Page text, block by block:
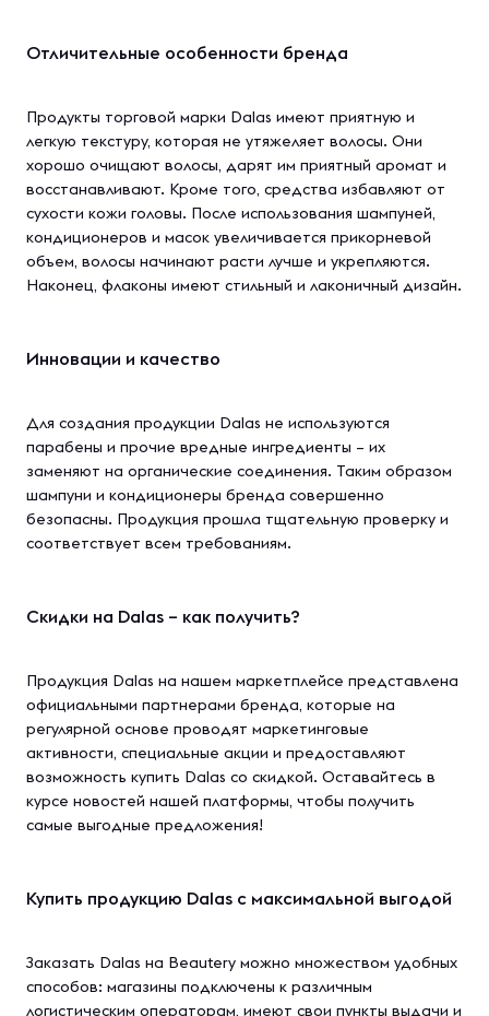
Отличительные особенности бренда
Продукты торговой марки Dalas имеют приятную и
легкую текстуру, которая не утяжеляет волосы. Они
хорошо очищают волосы, дарят им приятный аромат и
восстанавливают. Кроме того, средства избавляют от
сухости кожи головы. После использования шампуней,
кондиционеров и масок увеличивается прикорневой
объем, волосы начинают расти лучше и укрепляются.
Наконец, флаконы имеют стильный и лаконичный дизайн.
Инновации и качество
Для создания продукции Dalas не используются
парабены и прочие вредные ингредиенты – их
заменяют на органические соединения. Таким образом
шампуни и кондиционеры бренда совершенно
безопасны. Продукция прошла тщательную проверку и
соответствует всем требованиям.
Скидки на Dalas – как получить?
Продукция Dalas на нашем маркетплейсе представлена
официальными партнерами бренда, которые на
регулярной основе проводят маркетинговые
активности, специальные акции и предоставляют
возможность купить Dalas со скидкой. Оставайтесь в
курсе новостей нашей платформы, чтобы получить
самые выгодные предложения!
Купить продукцию Dalas с максимальной выгодой
Заказать Dalas на Beautery можно множеством удобных
способов: магазины подключены к различным
логистическим операторам, имеют свои пункты выдачи и